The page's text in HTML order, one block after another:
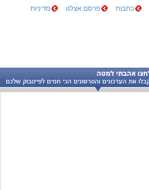
כתבות פרסם אצלנו מדיניות